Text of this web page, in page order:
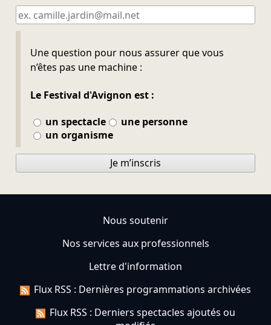
Une question pour nous assurer que vous
n’êtes pas une machine :
Le Festival d'Avignon est :
un spectacle
une personne
un organisme
Ne pas remplir
Je m’inscris
Nous soutenir
Nos services aux professionnels
Lettre d'information
Flux RSS : Dernières programmations archivées
Flux RSS : Derniers spectacles ajoutés ou